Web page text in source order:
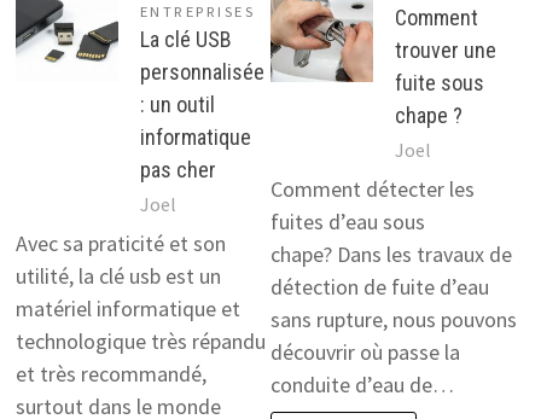
ENTREPRISES
La clé USB
personnalisée
: un outil
informatique
pas cher
Joel
Avec sa praticité et son
utilité, la clé usb est un
matériel informatique et
technologique très répandu
et très recommandé,
surtout dans le monde
Comment
trouver une
fuite sous
chape ?
Joel
Comment détecter les
fuites d’eau sous
chape? Dans les travaux de
détection de fuite d’eau
sans rupture, nous pouvons
découvrir où passe la
conduite d’eau de…